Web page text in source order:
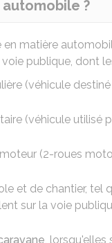
?
en matière
publique, dont
(véhicule
(véhicule utilisé
(2-roues
et de chantier, tel
sur la voie
, lorsqu'elles